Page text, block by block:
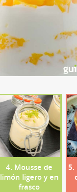
4. Mousse de
limón ligero y en
frasco
5.